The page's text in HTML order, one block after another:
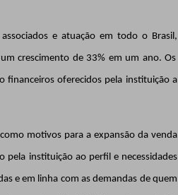
e atuação em todo o Brasil,
crescimento de 33% em um ano. Os
financeiros oferecidos pela instituição a
motivos para a expansão da venda
pela instituição ao perfil e necessidades
e em linha com as demandas de quem